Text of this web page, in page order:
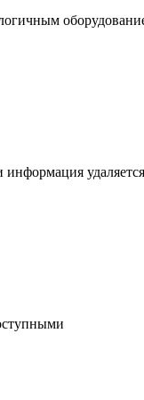
удаляется